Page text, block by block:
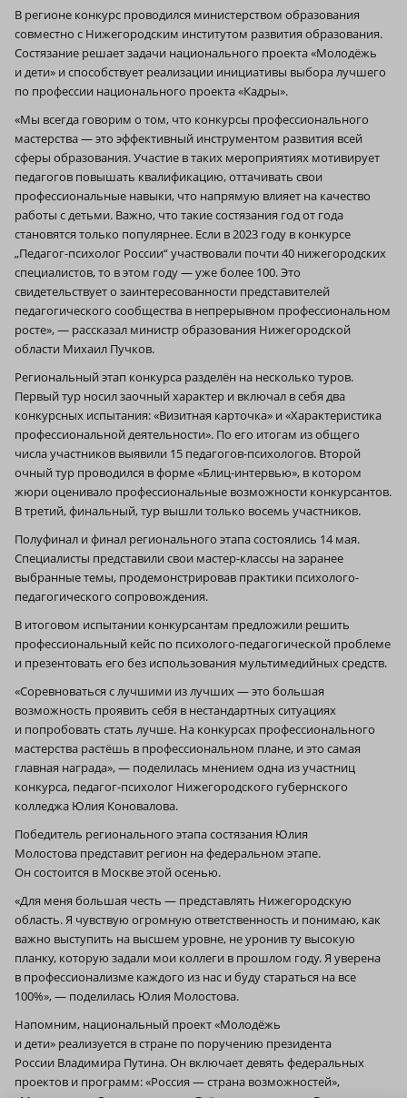
В регионе конкурс проводился министерством образования
совместно с Нижегородским институтом развития образования.
Состязание решает задачи национального проекта «Молодёжь
и дети» и способствует реализации инициативы выбора лучшего
по профессии национального проекта «Кадры».
«Мы всегда говорим о том, что конкурсы профессионального
мастерства — это эффективный инструментом развития всей
сферы образования. Участие в таких мероприятиях мотивирует
педагогов повышать квалификацию, оттачивать свои
профессиональные навыки, что напрямую влияет на качество
работы с детьми. Важно, что такие состязания год от года
становятся только популярнее. Если в 2023 году в конкурсе
„Педагог-психолог России“ участвовали почти 40 нижегородских
специалистов, то в этом году — уже более 100. Это
свидетельствует о заинтересованности представителей
педагогического сообщества в непрерывном профессиональном
росте», — рассказал министр образования Нижегородской
области Михаил Пучков.
Региональный этап конкурса разделён на несколько туров.
Первый тур носил заочный характер и включал в себя два
конкурсных испытания: «Визитная карточка» и «Характеристика
профессиональной деятельности». По его итогам из общего
числа участников выявили 15 педагогов-психологов. Второй
очный тур проводился в форме «Блиц-интервью», в котором
жюри оценивало профессиональные возможности конкурсантов.
В третий, финальный, тур вышли только восемь участников.
Полуфинал и финал регионального этапа состоялись 14 мая.
Специалисты представили свои мастер-классы на заранее
выбранные темы, продемонстрировав практики психолого-
педагогического сопровождения.
В итоговом испытании конкурсантам предложили решить
профессиональный кейс по психолого-педагогической проблеме
и презентовать его без использования мультимедийных средств.
«Соревноваться с лучшими из лучших — это большая
возможность проявить себя в нестандартных ситуациях
и попробовать стать лучше. На конкурсах профессионального
мастерства растёшь в профессиональном плане, и это самая
главная награда», — поделилась мнением одна из участниц
конкурса, педагог-психолог Нижегородского губернского
колледжа Юлия Коновалова.
Победитель регионального этапа состязания Юлия
Молостова представит регион на федеральном этапе.
Он состоится в Москве этой осенью.
«Для меня большая честь — представлять Нижегородскую
область. Я чувствую огромную ответственность и понимаю, как
важно выступить на высшем уровне, не уронив ту высокую
планку, которую задали мои коллеги в прошлом году. Я уверена
в профессионализме каждого из нас и буду стараться на все
100%», — поделилась Юлия Молостова.
Напомним, национальный проект «Молодёжь
и дети» реализуется в стране по поручению президента
России Владимира Путина. Он включает девять федеральных
проектов и программ: «Россия — страна возможностей»,